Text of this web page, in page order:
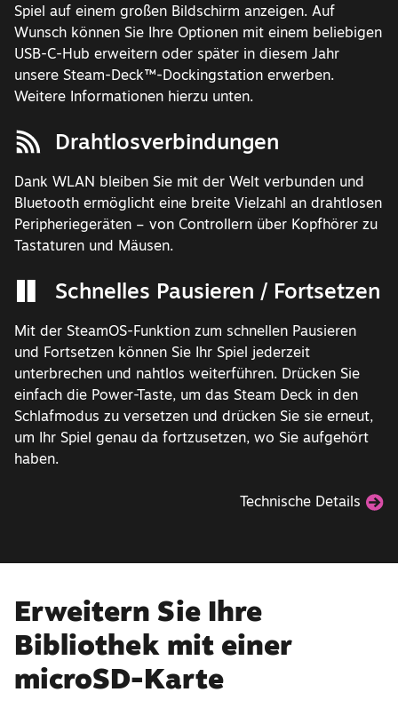
Spiel auf einem großen Bildschirm anzeigen. Auf
Wunsch können Sie Ihre Optionen mit einem beliebigen
USB-C-Hub erweitern oder später in diesem Jahr
unsere Steam-Deck™-Dockingstation erwerben.
Weitere Informationen hierzu unten.
Drahtlosverbindungen
Dank WLAN bleiben Sie mit der Welt verbunden und
Bluetooth ermöglicht eine breite Vielzahl an drahtlosen
Peripheriegeräten – von Controllern über Kopfhörer zu
Tastaturen und Mäusen.
Schnelles Pausieren / Fortsetzen
Mit der SteamOS-Funktion zum schnellen Pausieren
und Fortsetzen können Sie Ihr Spiel jederzeit
unterbrechen und nahtlos weiterführen. Drücken Sie
einfach die Power-Taste, um das Steam Deck in den
Schlafmodus zu versetzen und drücken Sie sie erneut,
um Ihr Spiel genau da fortzusetzen, wo Sie aufgehört
haben.
Technische Details
Erweitern Sie Ihre
Bibliothek mit einer
microSD-Karte